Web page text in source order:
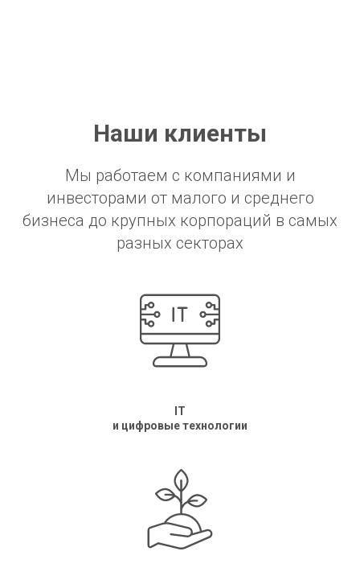
Наши клиенты
Мы работаем с компаниями и
инвесторами от малого и среднего
бизнеса до крупных корпораций в самых
разных секторах
IT
и цифровые технологии